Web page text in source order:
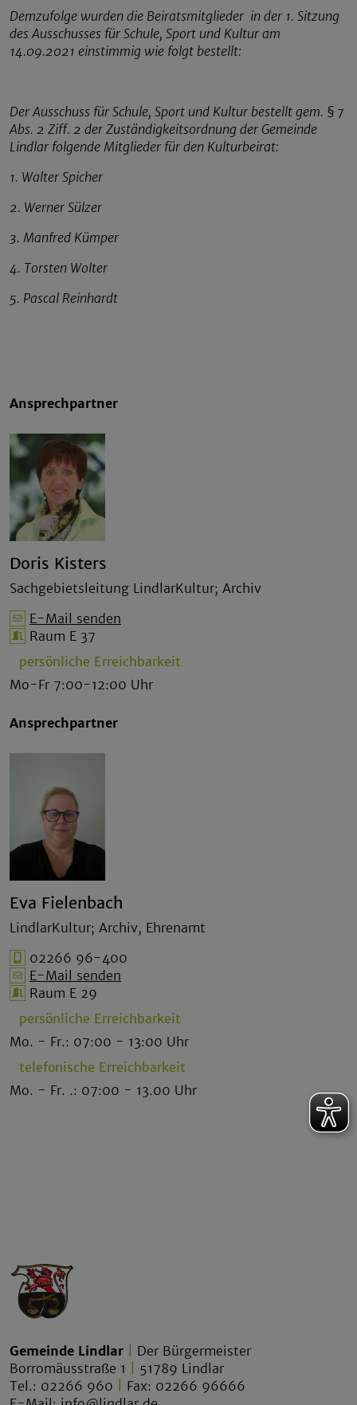
Demzufolge wurden die Beiratsmitglieder in der 1. Sitzung
des Ausschusses für Schule, Sport und Kultur am
14.09.2021 einstimmig wie folgt bestellt:
Der Ausschuss für Schule, Sport und Kultur bestellt gem. § 7
Abs. 2 Ziff. 2 der Zuständigkeitsordnung der Gemeinde
Lindlar folgende Mitglieder für den Kulturbeirat:
1. Walter Spicher
2. Werner Sülzer
3. Manfred Kümper
4. Torsten Wolter
5. Pascal Reinhardt
Ansprechpartner
Doris Kisters
Sachgebietsleitung LindlarKultur; Archiv
E-Mail senden
Raum E 37
persönliche Erreichbarkeit
Mo-Fr 7:00-12:00 Uhr
Ansprechpartner
Eva Fielenbach
LindlarKultur; Archiv, Ehrenamt
02266 96-400
E-Mail senden
Raum E 29
persönliche Erreichbarkeit
Mo. - Fr.: 07:00 - 13:00 Uhr
telefonische Erreichbarkeit
Mo. - Fr. .: 07:00 - 13.00 Uhr
Gemeinde Lindlar
Der Bürgermeister
Borromäusstraße 1
51789 Lindlar
Tel.: 02266 960
Fax: 02266 96666